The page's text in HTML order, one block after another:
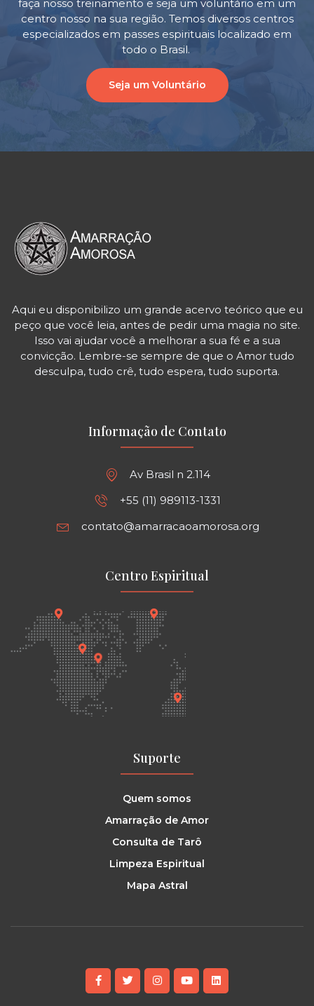
faça nosso treinamento e seja um voluntário em um
centro nosso na sua região. Temos diversos centros
especializados em passes espirituais localizado em
todo o Brasil.
Seja um Voluntário
Aqui eu disponibilizo um grande acervo teórico que eu
peço que você leia, antes de pedir uma magia no site.
Isso vai ajudar você a melhorar a sua fé e a sua
convicção. Lembre-se sempre de que o Amor tudo
desculpa, tudo crê, tudo espera, tudo suporta.
Informação de Contato
Av Brasil n 2.114
+55 (11) 989113-1331
contato@amarracaoamorosa.org
Centro Espiritual
Suporte
Quem somos
Amarração de Amor
Consulta de Tarô
Limpeza Espiritual
Mapa Astral